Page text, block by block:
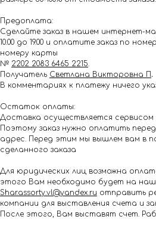
Предоплата:
Сделайте заказ в нашем интернет-
10.00 до 19.00 и оплатите заказ по
номеру карты
№ 2202 2083 6465 2215.
Получатель Светлана Викторовна П .
В комментариях к платежу ничего
Остаток оплаты:
Доставка осуществляется сервисом
Поэтому заказ нужно оплатить
адрес. Перед этим мы вышлем вам в
сделанного заказа
Для юридических лиц возможна
этого Вам необходимо будет на
Shar.assorty.vl@yandex.ru отправить
компании для выставления счета и
После этого, Вам выставят счет.